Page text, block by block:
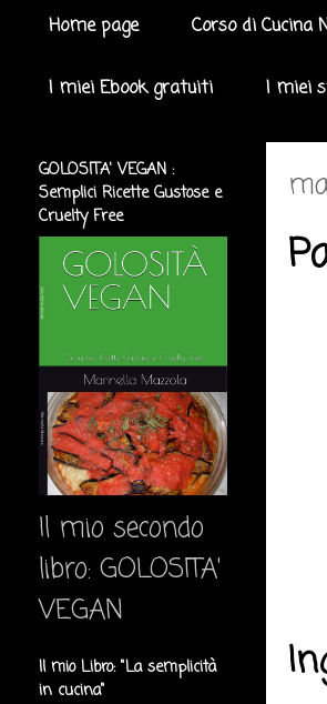
Home page Corso di Cucina
I miei Ebook gratuiti I miei
GOLOSITA' VEGAN :
Semplici Ricette Gustose e
Cruelty Free
Il mio secondo
libro: GOLOSITA'
VEGAN
Il mio Libro: "La semplicità
in cucina"